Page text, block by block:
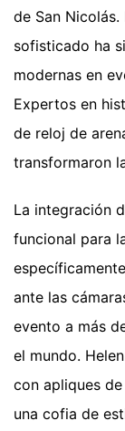
de San
sofisticado ha
modernas en
Expertos en
de reloj de
transformaron
La integración
funcional para
ante las
evento a más
el mundo.
con apliques
una cofia de